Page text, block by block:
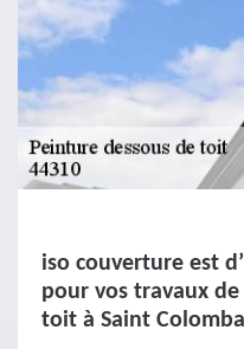
iso couverture est
pour vos travaux
toit à Saint